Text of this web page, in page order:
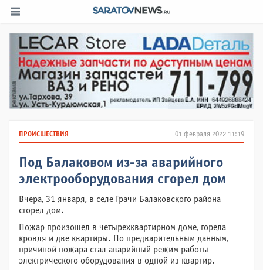
01 февраля 2022 11:19
ПРОИСШЕСТВИЯ
Под Балаковом из-за аварийного
электрооборудования сгорел дом
Вчера, 31 января, в селе Грачи Балаковского района
сгорел дом.
Пожар произошел в четырехквартирном доме, горела
кровля и две квартиры. По предварительным данным,
причиной пожара стал аварийный режим работы
электрического оборудования в одной из квартир.